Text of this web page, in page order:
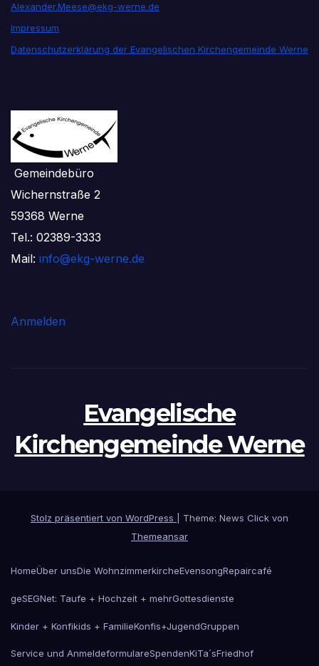
Alexander.Meese@ekg-werne.de
Impressum
Datenschutzerklärung der Evangelischen Kirchengemeinde Werne
Gemeindebüro
Wichernstraße 2
59368 Werne
Tel.: 02389-3333
Mail: info@ekg-werne.de
Anmelden
Evangelische
Kirchengemeinde Werne
Stolz präsentiert von WordPress
Theme: News Click von
Themeansar
HomeÜber unsDie WohnzimmerkircheEvensongRepaircafé
geSEGNet: Taufe + Hochzeit + mehrGottesdienste
Kinder + Konfikids + FamilieKonfis+JugendGruppen
Service und AnmeldeformulareSpendenKiTa´sFriedhof